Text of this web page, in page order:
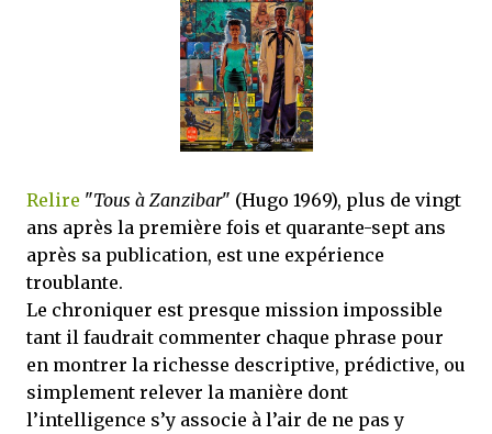
que Thomas connaissait et appréciait Olivier. Marlowe découvre une ville qu’il
ne connaissait pas, habitée par la méfiance, la peur et le rigorisme de la Ligue,
une ville pleine de mystères et de vieilles rancœurs. La Dame d...
Relire "Tous à Zanzibar" (Hugo 1969), plus de vingt
ans après la première fois et quarante-sept ans
après sa publication, est une expérience
troublante.
Le chroniquer est presque mission impossible
tant il faudrait commenter chaque phrase pour
en montrer la richesse descriptive, prédictive, ou
simplement relever la manière dont
l’intelligence s’y associe à l’air de ne pas y